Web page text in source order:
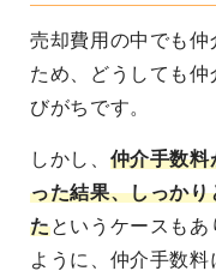
売却費用の中でも
ため、どうしても
びがちです。
しかし、 仲介手数料
った結果、しっか
たというケースもあ
ように、仲介手数